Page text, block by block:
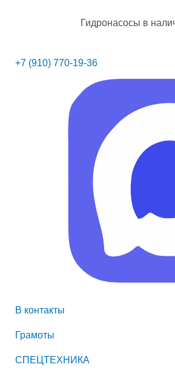
Гидронасосы в
+7 (910) 770-19-36
В контакты
Грамоты
СПЕЦТЕХНИКА